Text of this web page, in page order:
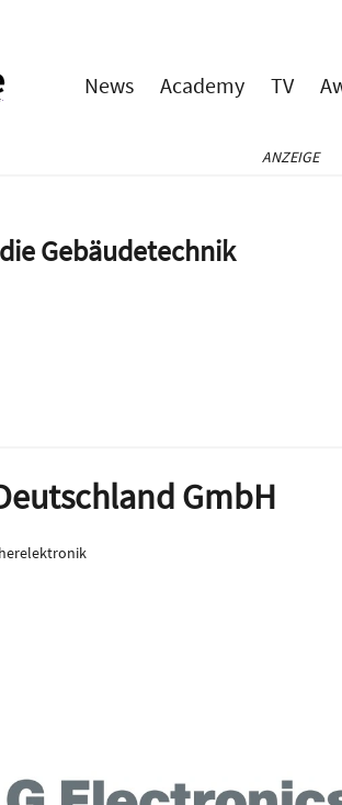
News Academy TV
ANZEIGE
Gebäudetechnik
GmbH